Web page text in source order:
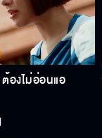
องไม่อ่อนแอ